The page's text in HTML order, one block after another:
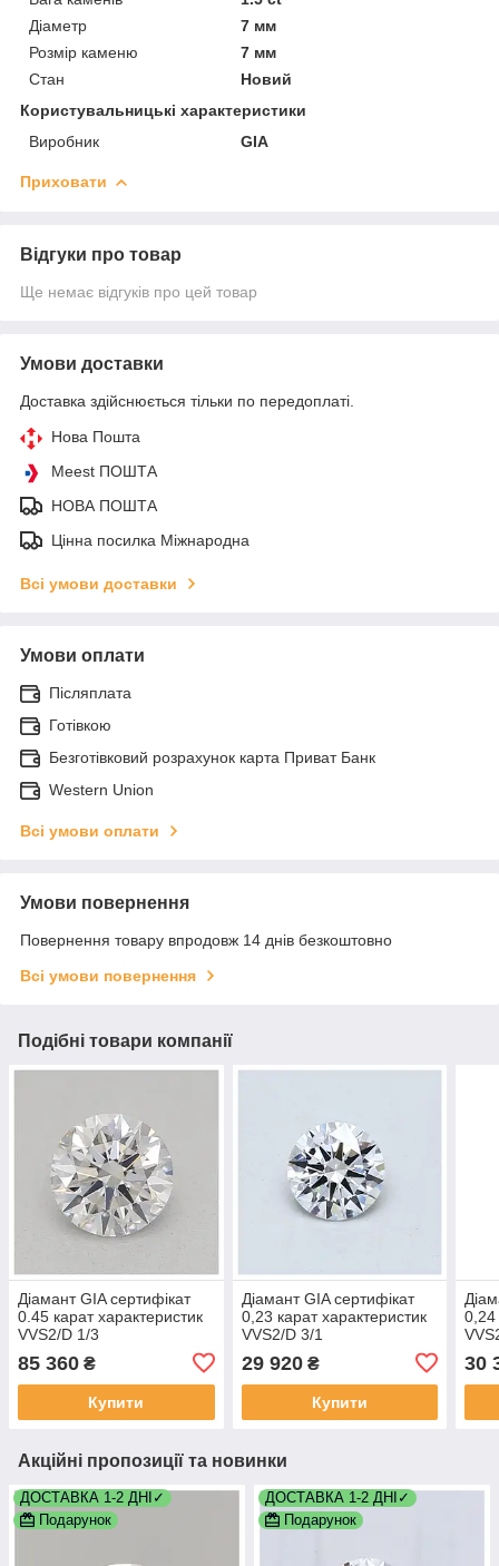
Діаметр
7 мм
Розмір каменю
7 мм
Стан
Новий
Користувальницькі характеристики
Виробник
GIA
Приховати
Відгуки про товар
Ще немає відгуків про цей товар
Умови доставки
Доставка здійснюється тільки по передоплаті.
Нова Пошта
Meest ПОШТА
НОВА ПОШТА
Цінна посилка Міжнародна
Всі умови доставки
Умови оплати
Післяплата
Готівкою
Безготівковий розрахунок карта Приват Банк
Western Union
Всі умови оплати
Умови повернення
Повернення товару впродовж 14 днів безкоштовно
Всі умови повернення
Подібні товари компанії
Діамант GIA сертифікат
0.45 карат характеристик
VVS2/D 1/3
85 360 ₴
Купити
Діамант GIA сертифікат
0,23 карат характеристик
VVS2/D 3/1
29 920₴
Купити
0,24
30
Акційні пропозиції та новинки
ДОСТАВКА 1-2 ДНІ✓
Подарунок
ДОСТАВКА 1-2 ДНІ✓
Подарунок